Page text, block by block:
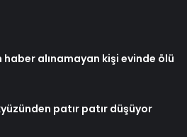
haber alınamayan kişi evinde ölü
patır patır düşüyor